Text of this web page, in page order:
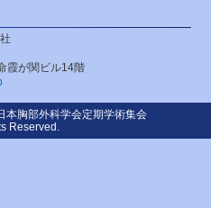
霞が関ビル14階
胸部外科学会定期学術集会
Reserved.